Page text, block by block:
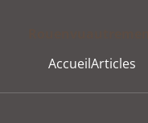
AccueilArticles